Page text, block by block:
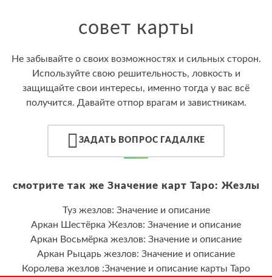
совет карты
Не забывайте о своих возможностях и сильных сторон.
Используйте свою решительность, ловкость и
защищайте свои интересы, именно тогда у вас всё
получится. Давайте отпор врагам и завистникам.
ЗАДАТЬ ВОПРОС ГАДАЛКЕ
смотрите так же Значение карт Таро: Жезлы
Туз жезлов: Значение и описание
Аркан Шестёрка Жезлов: Значение и описание
Аркан Восьмёрка жезлов: Значение и описание
Аркан Рыцарь жезлов: Значение и описание
Королева жезлов :Значение и описание карты Таро